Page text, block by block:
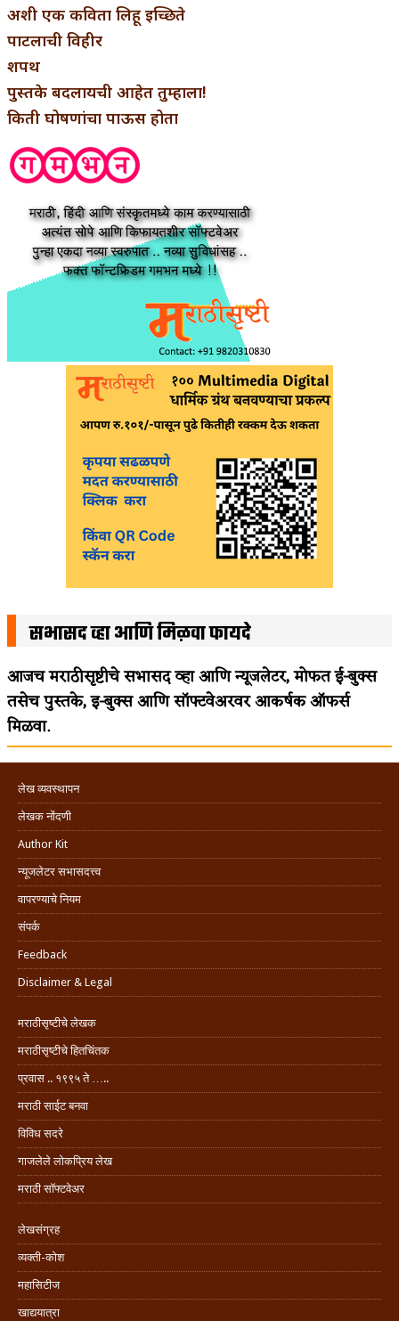
अशी एक कविता लिहू इच्छिते
पाटलाची विहीर
शपथ
पुस्तके बदलायची आहेत तुम्हाला!
किती घोषणांचा पाऊस होता
सभासद व्हा आणि मिळवा फायदे
आजच मराठीसृष्टीचे सभासद व्हा आणि न्यूजलेटर, मोफत ई-बुक्स
तसेच पुस्तके, इ-बुक्स आणि सॉफ्टवेअरवर आकर्षक ऑफर्स
मिळवा.
लेख व्यवस्थापन
लेखक नोंदणी
Author Kit
न्यूजलेटर सभासदत्त्व
वापरण्याचे नियम
संपर्क
Feedback
Disclaimer & Legal
मराठीसृष्टीचे लेखक
मराठीसृष्टीचे हितचिंतक
प्रवास .. १९९५ ते …..
मराठी साईट बनवा
विविध सदरे
गाजलेले लोकप्रिय लेख
मराठी सॉफ्टवेअर
लेखसंग्रह
व्यक्ती-कोश
महासिटीज
खाद्ययात्रा